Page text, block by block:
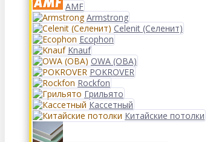
AMF
Armstrong
Celenit (Селенит)
Ecophon
Knauf
OWA (ОВА)
POKROVER
Rockfon
Грильято
Кассетный
Китайские потолки